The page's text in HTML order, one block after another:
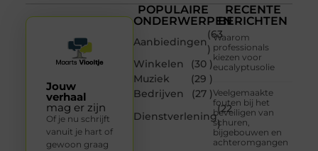
POPULAIRE
ONDERWERPEN
Aanbiedingen
(63
)
Winkelen
(30 )
Muziek
(29 )
Bedrijven
(27 )
Dienstverlening
(22
)
RECENTE
BERICHTEN
Waarom
professionals
kiezen voor
eucalyptusolie
Veelgemaakte
fouten bij het
beveiligen van
schuren,
bijgebouwen en
achteromgangen
Jouw
verhaal
mag er zijn
Of je nu schrijft
vanuit je hart of
gewoon graag